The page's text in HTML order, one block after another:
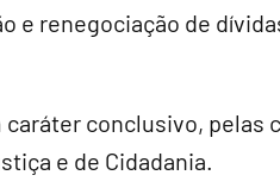
e renegociação de
caráter conclusivo, pelas
e de Cidadania.